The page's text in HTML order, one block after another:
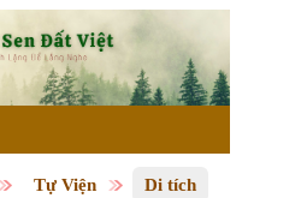
Tự Viện Di tích